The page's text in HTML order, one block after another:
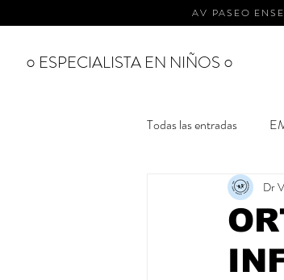
AV PASEO
○ ESPECIALISTA EN NIÑOS ○
Todas las entradas
ESPECIALISTAS
SALUD BUCAL
Dr